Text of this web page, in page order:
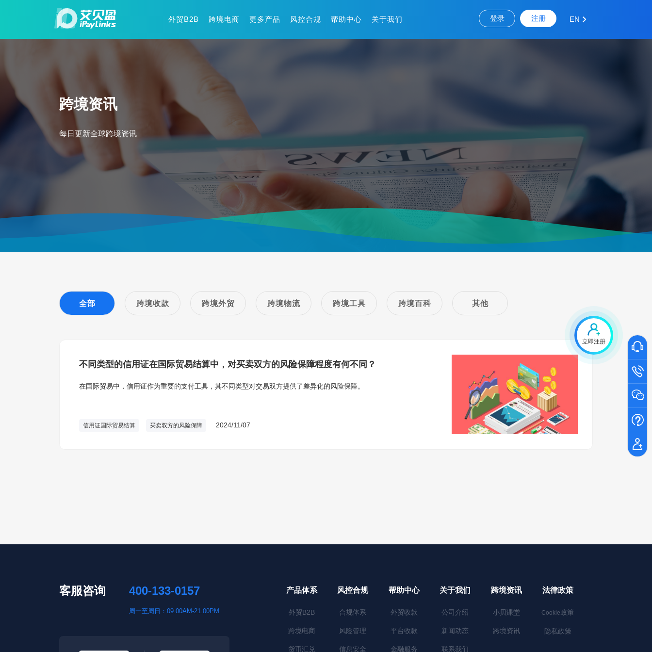
外贸B2B 跨境电商 更多产品 风控合规 帮助中心 关于我们 登录 注册 EN
立即注册
跨境资讯
每日更新全球跨境资讯
全部 跨境收款 跨境外贸 跨境物流 跨境工具 跨境百科 其他
不同类型的信用证在国际贸易结算中，对买卖双方的风险保障程度有何不同？
在国际贸易中，信用证作为重要的支付工具，其不同类型对交易双方提供了差异化的风险保障。
信用证国际贸易结算 买卖双方的风险保障 2024/11/07
客服咨询 400-133-0157
周一至周日：09:00AM-21:00PM
产品体系
外贸B2B
跨境电商
货币汇兑
风控合规
合规体系
风险管理
信息安全
帮助中心
外贸收款
平台收款
金融服务
关于我们
公司介绍
新闻动态
联系我们
跨境资讯
小贝课堂
跨境资讯
法律政策
Cookie政策
隐私政策